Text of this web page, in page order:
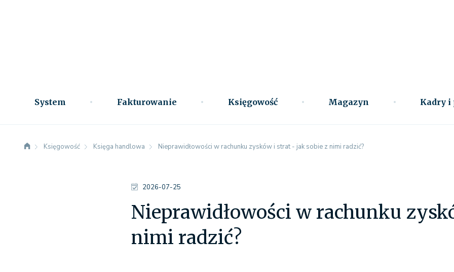
System Fakturowanie Księgowość Magazyn Kadry i
Księgowość Księga handlowa Nieprawidłowości w rachunku zysków i strat - jak sobie z nimi radzić?
2026-07-25
Nieprawidłowości w rachunku
nimi radzić?